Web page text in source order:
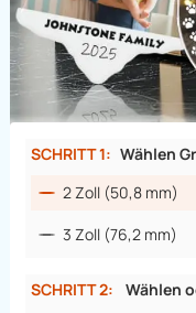
SCHRITT 1: Wählen
2 Zoll (50,8 mm)
3 Zoll (76,2 mm)
SCHRITT 2:
Wählen